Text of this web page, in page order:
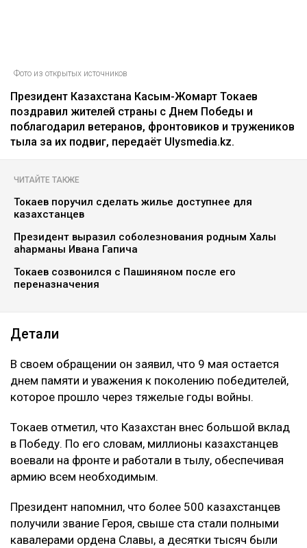
Фото из открытых источников
Президент Казахстана Касым-Жомарт Токаев
поздравил жителей страны с Днем Победы и
поблагодарил ветеранов, фронтовиков и тружеников
тыла за их подвиг, передаёт Ulysmedia.kz.
ЧИТАЙТЕ ТАКЖЕ
Токаев поручил сделать жилье доступнее для
казахстанцев
Президент выразил соболезнования родным Халық
қаһарманы Ивана Гапича
Токаев созвонился с Пашиняном после его
переназначения
Детали
В своем обращении он заявил, что 9 мая остается
днем памяти и уважения к поколению победителей,
которое прошло через тяжелые годы войны.
Токаев отметил, что Казахстан внес большой вклад
в Победу. По его словам, миллионы казахстанцев
воевали на фронте и работали в тылу, обеспечивая
армию всем необходимым.
Президент напомнил, что более 500 казахстанцев
получили звание Героя, свыше ста стали полными
кавалерами ордена Славы, а десятки тысяч были